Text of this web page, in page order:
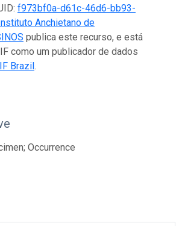
f973bf0a-d61c-46d6-bb93-
Anchietano de
publica este recurso, e está
como um publicador de dados
Brazil.
Occurrence